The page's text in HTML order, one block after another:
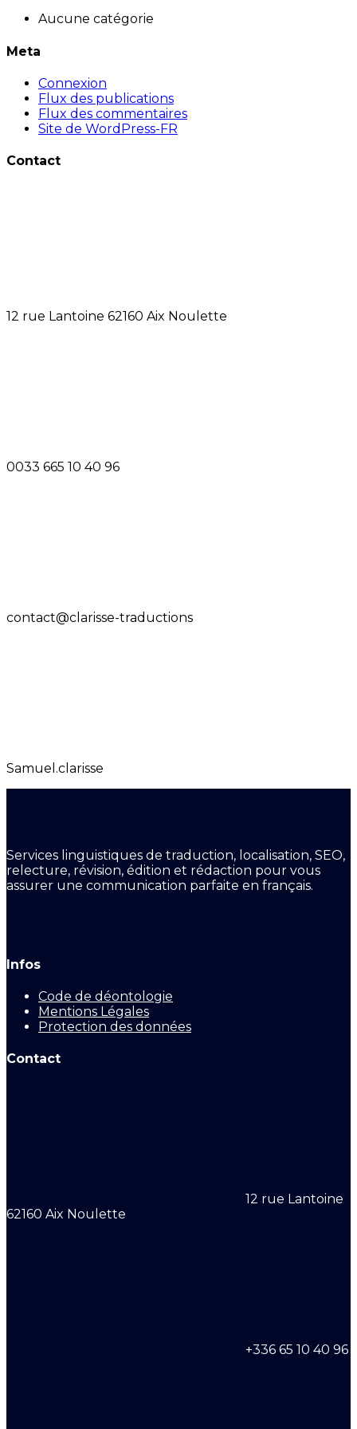
Aucune catégorie
Meta
Connexion
Flux des publications
Flux des commentaires
Site de WordPress-FR
Contact
12 rue Lantoine 62160 Aix Noulette
0033 665 10 40 96
contact@clarisse-traductions
Samuel.clarisse
Services linguistiques de traduction, localisation, SEO,
relecture, révision, édition et rédaction pour vous
assurer une communication parfaite en français.
Infos
Code de déontologie
Mentions Légales
Protection des données
Contact
12 rue Lantoine
62160 Aix Noulette
+336 65 10 40 96